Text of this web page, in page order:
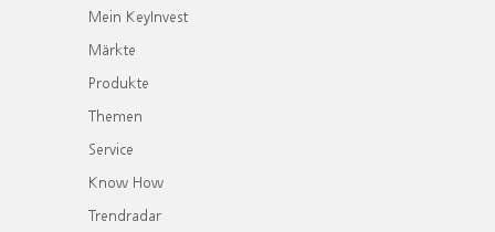
Mein KeyInvest
Märkte
Produkte
Themen
Service
Know How
Trendradar